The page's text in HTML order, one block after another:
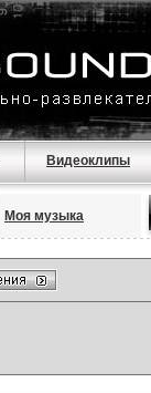
Видеоклипы
Моя музыка